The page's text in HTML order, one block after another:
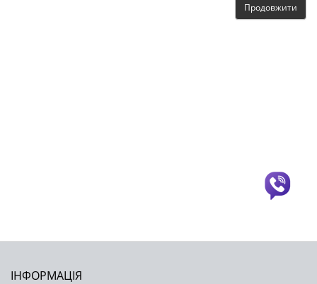
Продовжити
ІНФОРМАЦІЯ